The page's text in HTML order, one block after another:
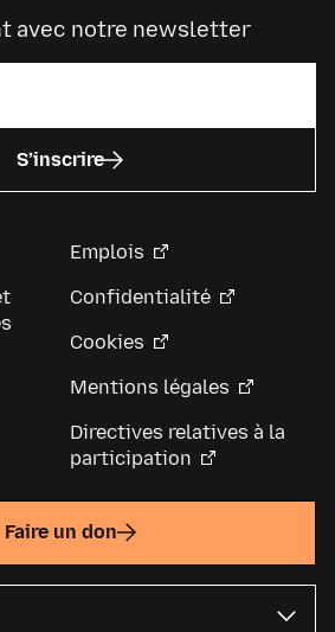
avec notre newsletter
S’inscrire
Emplois
Confidentialité
Cookies
Mentions légales
Directives relatives à la
participation
Faire un don